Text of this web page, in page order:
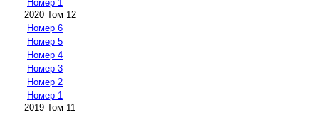
Номер 1
2020 Том 12
Номер 6
Номер 5
Номер 4
Номер 3
Номер 2
Номер 1
2019 Том 11